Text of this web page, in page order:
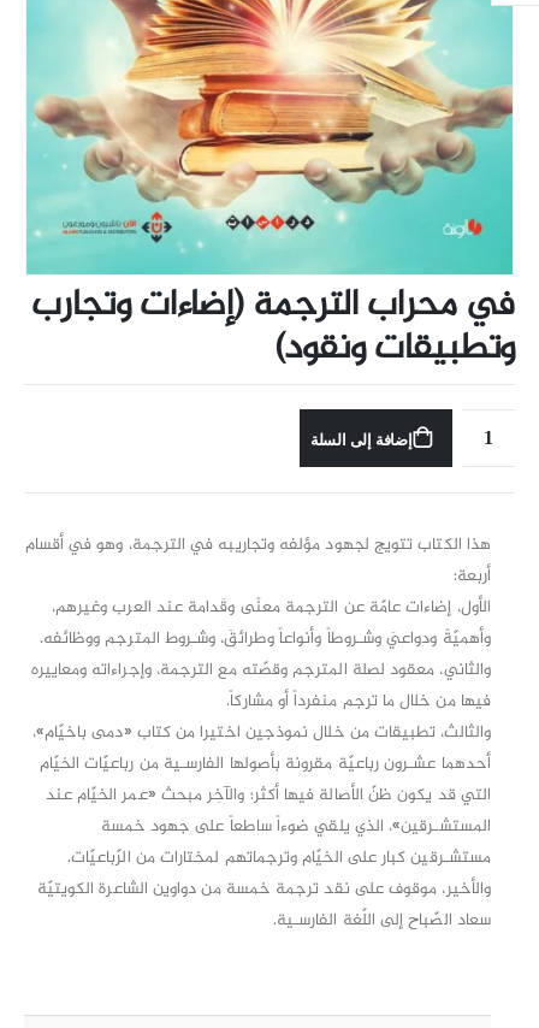
في محراب الترجمة (إضاءات وتجارب
وتطبيقات ونقود)
إضافة إلى السلة
هذا الكتاب تتويج لجهود مؤلفه وتجاريبه في الترجمة، وهو في أقسام
أربعة:
الأول، إضاءات عامّة عن الترجمة معنًى وقَدامة عند العرب وغيرهم،
وأهميّةً ودواعيَ وشـروطاً وأنواعاً وطرائقَ، وشـروط المترجم ووظائفه.
والثاني، معقود لصلة المترجم وقصّته مع الترجمة، وإجراءاته ومعاييره
فيها من خلال ما ترجم منفرداً أو مشاركاً.
والثالث، تطبيقات من خلال نموذجين اختيرا من كتاب «دمى باخيّام»،
أحدهما عشـرون رباعيّة مقرونة بأصولها الفارسـية من رباعيّات الخيّام
التي قد يكون ظنّ الأصالة فيها أكثر؛ والآخِر مبحث «عمر الخيّام عند
المستشـرقين»، الذي يلقي ضوءاً ساطعاً على جهود خمسة
مستشـرقين كبار على الخيّام وترجماتهم لمختارات من الرّباعيّات.
والأخير، موقوف على نقد ترجمة خمسة من دواوين الشاعرة الكويتيّة
سعاد الصّباح إلى اللّغة الفارسـية.